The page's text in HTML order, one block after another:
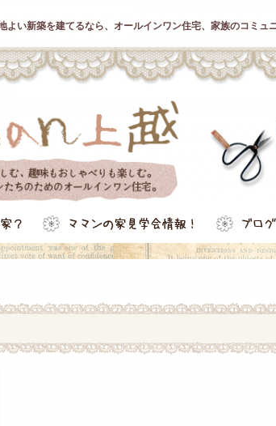
い新築を建てるなら、オールインワン住宅、家族のコミ